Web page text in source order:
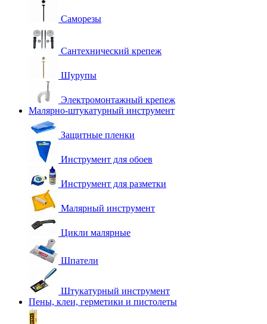
Саморезы
Сантехнический крепеж
Шурупы
Электромонтажный крепеж
Малярно-штукатурный инструмент
Защитные пленки
Инструмент для обоев
Инструмент для разметки
Малярный инструмент
Цикли малярные
Шпатели
Штукатурный инструмент
Пены, клеи, герметики и пистолеты